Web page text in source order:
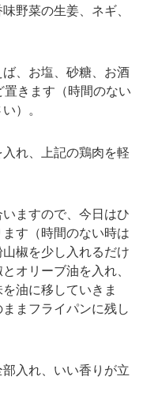
野菜の生姜、ネギ、
、お塩、砂糖、お酒
置きます（時間のない
）。
れ、上記の鶏肉を軽
ますので、今日はひ
す（時間のない時は
椒を少し入れるだけ
オリーブ油を入れ、
油に移していきま
まフライパンに残し
入れ、いい香りが立